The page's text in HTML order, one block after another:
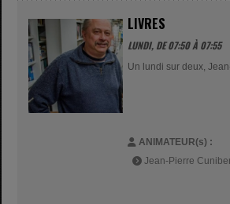
LIVRES
LUNDI, DE 07:50 À 07:55
Un lundi sur deux,
ANIMATEUR(s) :
Jean-Pierre